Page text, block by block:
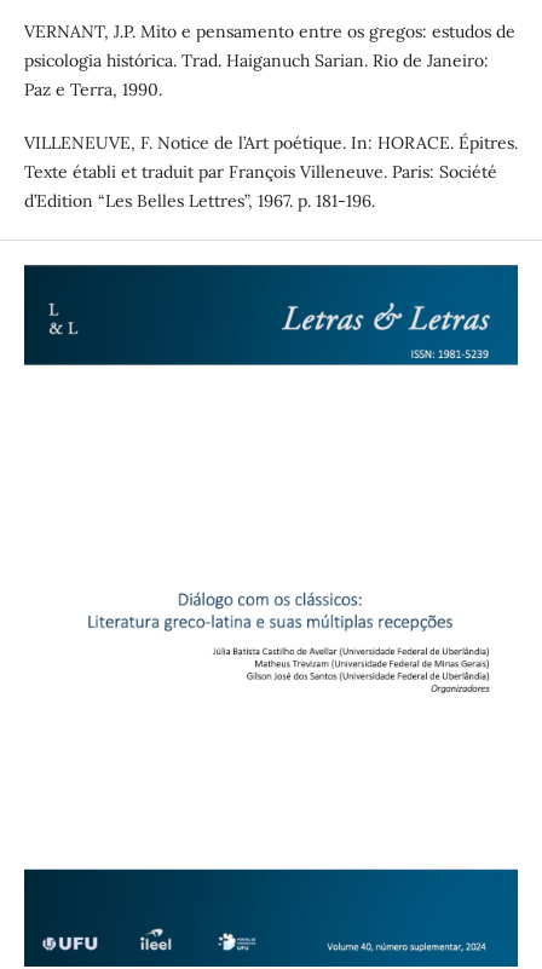
VERNANT, J.P. Mito e pensamento entre os gregos: estudos de
psicologia histórica. Trad. Haiganuch Sarian. Rio de Janeiro:
Paz e Terra, 1990.
VILLENEUVE, F. Notice de l’Art poétique. In: HORACE. Épitres.
Texte établi et traduit par François Villeneuve. Paris: Société
d’Edition “Les Belles Lettres”, 1967. p. 181-196.